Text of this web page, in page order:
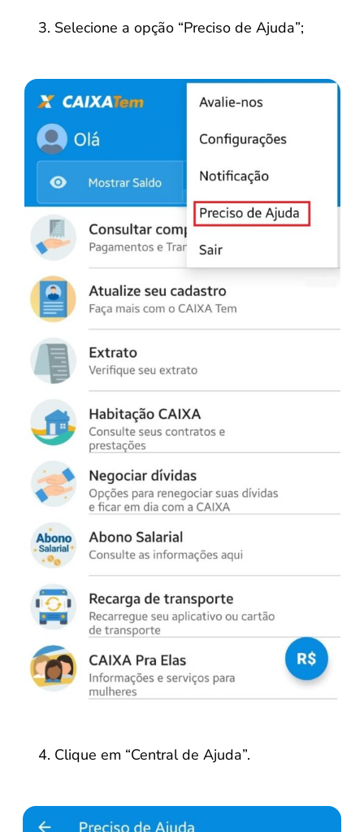
Selecione a opção “Preciso de Ajuda”;
Clique em “Central de Ajuda”.